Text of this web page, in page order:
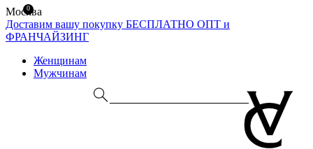
Москва
Доставим вашу покупку БЕСПЛАТНО ОПТ и
ФРАНЧАЙЗИНГ
Женщинам
Мужчинам
0